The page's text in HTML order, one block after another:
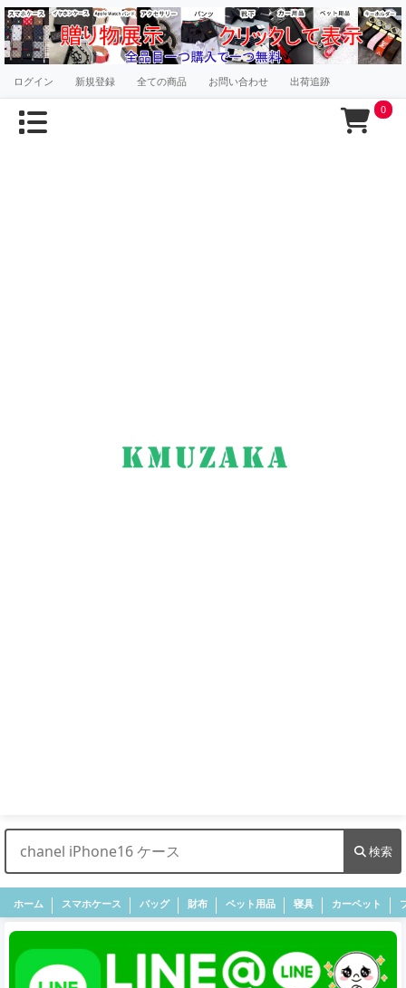
ログイン 新規登録 全ての商品 お問い合わせ 出荷追跡
0
検索
ホーム スマホケース バッグ 財布 ペット用品 寝具 カーペット